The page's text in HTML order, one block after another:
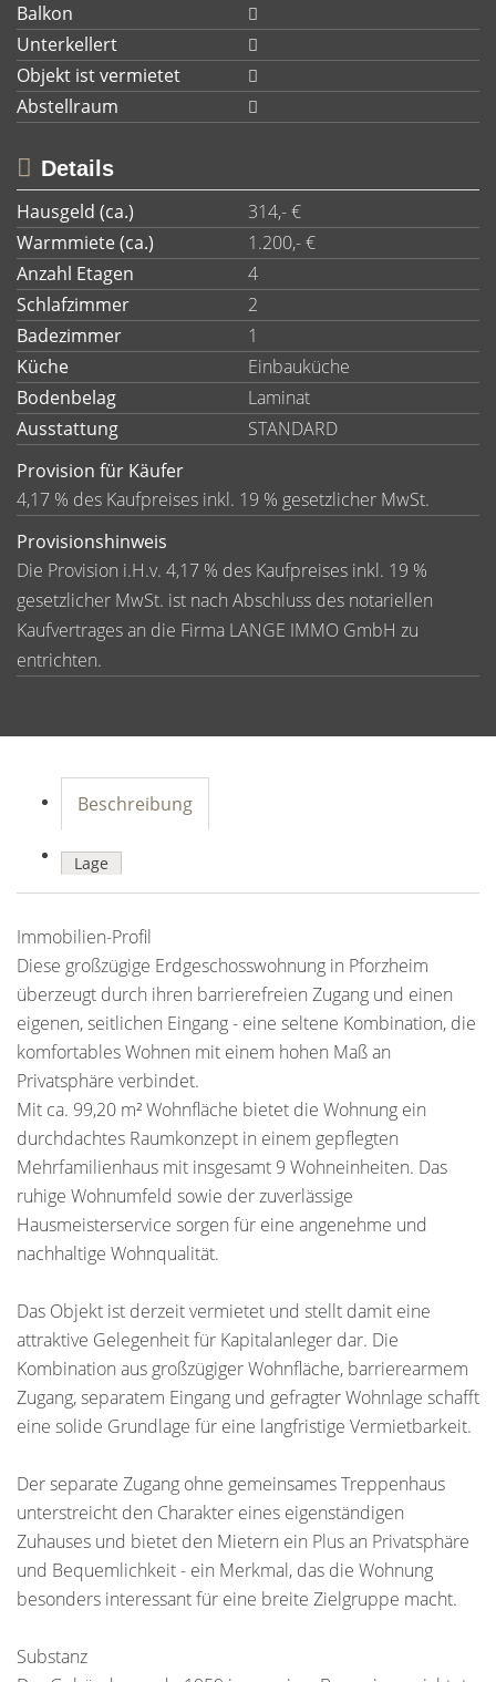
Balkon
Unterkellert
Objekt ist vermietet
Abstellraum
Details
Hausgeld (ca.)
314,- €
Warmmiete (ca.)
1.200,- €
Anzahl Etagen
4
Schlafzimmer
2
Badezimmer
1
Küche
Einbauküche
Bodenbelag
Laminat
Ausstattung
STANDARD
Provision für Käufer
4,17 % des Kaufpreises inkl. 19 % gesetzlicher MwSt.
Provisionshinweis
Die Provision i.H.v. 4,17 % des Kaufpreises inkl. 19 %
gesetzlicher MwSt. ist nach Abschluss des notariellen
Kaufvertrages an die Firma LANGE IMMO GmbH zu
entrichten.
Beschreibung
Lage
Immobilien-Profil
Diese großzügige Erdgeschosswohnung in Pforzheim
überzeugt durch ihren barrierefreien Zugang und einen
eigenen, seitlichen Eingang - eine seltene Kombination, die
komfortables Wohnen mit einem hohen Maß an
Privatsphäre verbindet.
Mit ca. 99,20 m² Wohnfläche bietet die Wohnung ein
durchdachtes Raumkonzept in einem gepflegten
Mehrfamilienhaus mit insgesamt 9 Wohneinheiten. Das
ruhige Wohnumfeld sowie der zuverlässige
Hausmeisterservice sorgen für eine angenehme und
nachhaltige Wohnqualität.
Das Objekt ist derzeit vermietet und stellt damit eine
attraktive Gelegenheit für Kapitalanleger dar. Die
Kombination aus großzügiger Wohnfläche, barrierearmem
Zugang, separatem Eingang und gefragter Wohnlage schafft
eine solide Grundlage für eine langfristige Vermietbarkeit.
Der separate Zugang ohne gemeinsames Treppenhaus
unterstreicht den Charakter eines eigenständigen
Zuhauses und bietet den Mietern ein Plus an Privatsphäre
und Bequemlichkeit - ein Merkmal, das die Wohnung
besonders interessant für eine breite Zielgruppe macht.
Substanz